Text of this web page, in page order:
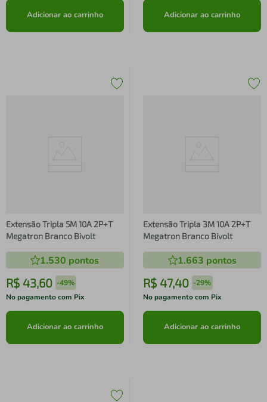
Adicionar ao carrinho Adicionar ao carrinho
Extensão Tripla 5M 10A 2P+T
Megatron Branco Bivolt
1.530 pontos
R$ 43,60 -49%
No pagamento com Pix
Adicionar ao carrinho
Extensão Tripla 3M 10A 2P+T
Megatron Branco Bivolt
1.663 pontos
R$ 47,40 -29%
No pagamento com Pix
Adicionar ao carrinho